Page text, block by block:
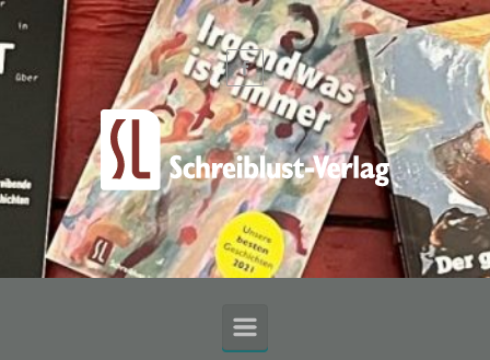
Zum Hauptinhalt springen